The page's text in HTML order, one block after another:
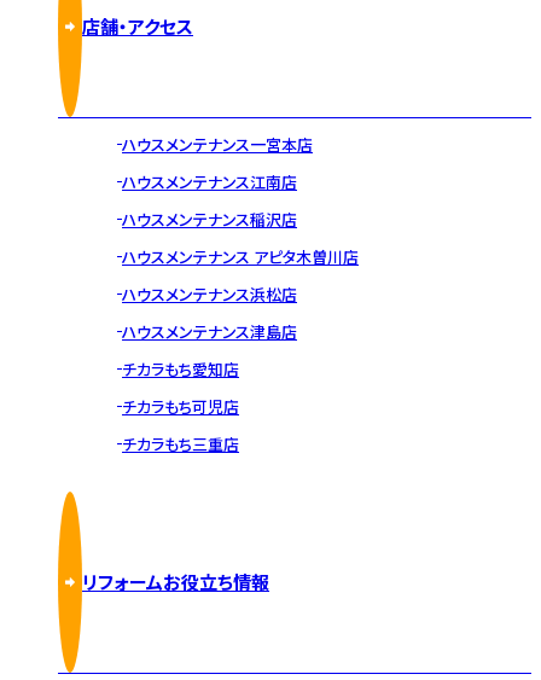
店舗・アクセス
ハウスメンテナンス一宮本店
ハウスメンテナンス江南店
ハウスメンテナンス稲沢店
ハウスメンテナンス アピタ木曽川店
ハウスメンテナンス浜松店
ハウスメンテナンス津島店
チカラもち愛知店
チカラもち可児店
チカラもち三重店
リフォームお役立ち情報